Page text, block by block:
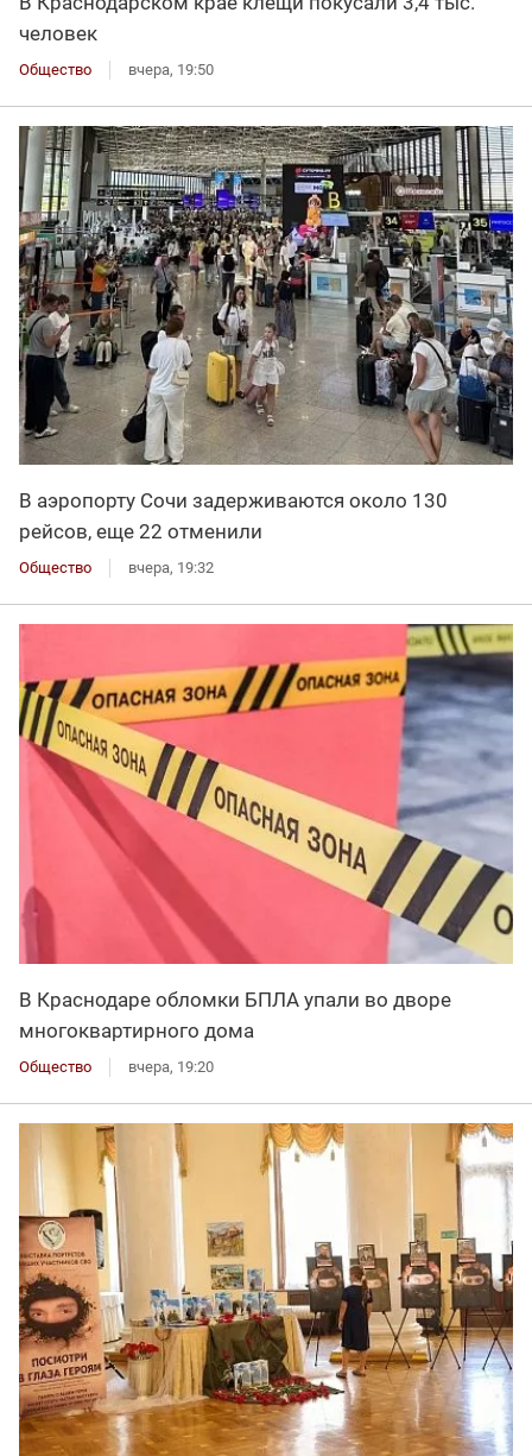
человек
Общество вчера, 19:50
В аэропорту Сочи задерживаются около 130
рейсов, еще 22 отменили
Общество вчера, 19:32
В Краснодаре обломки БПЛА упали во дворе
многоквартирного дома
Общество вчера, 19:20